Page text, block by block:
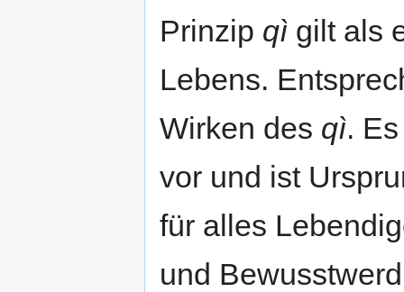
Prinzip qì gilt als
Lebens.
Wirken des qì.
vor und ist
für alles
und